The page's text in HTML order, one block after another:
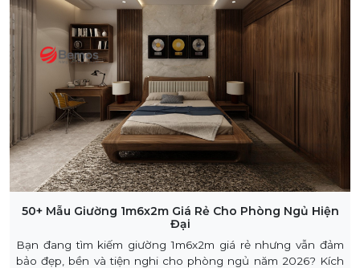
50+ Mẫu Giường 1m6x2m Giá Rẻ Cho Phòng Ngủ Hiện
Đại
Bạn đang tìm kiếm giường 1m6x2m giá rẻ nhưng vẫn đảm
bảo đẹp, bền và tiện nghi cho phòng ngủ năm 2026? Kích